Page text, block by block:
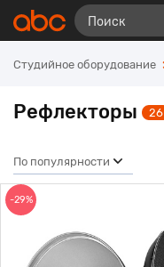
Студийное оборудование
Рефлекторы 26
По популярности
-29%